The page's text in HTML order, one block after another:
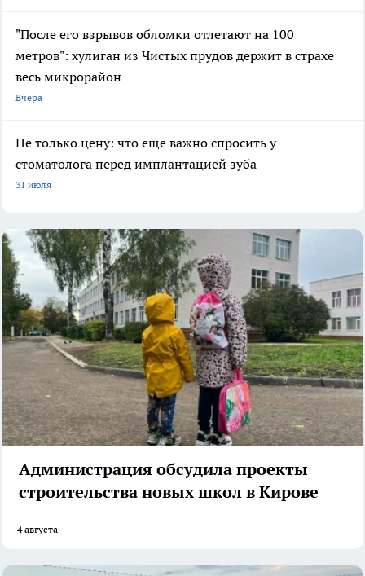
"После его взрывов обломки отлетают на 100
метров": хулиган из Чистых прудов держит в страхе
весь микрорайон
Вчера
Не только цену: что еще важно спросить у
стоматолога перед имплантацией зуба
31 июля
Администрация обсудила проекты
строительства новых школ в Кирове
4 августа